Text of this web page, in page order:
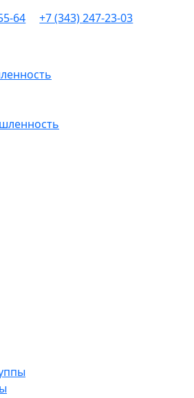
64 +7 (343) 247-23-03